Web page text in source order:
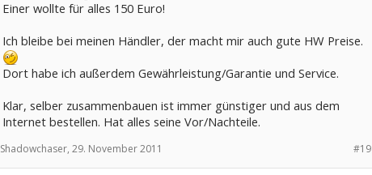
Einer wollte für alles 150 Euro!
Ich bleibe bei meinen Händler, der macht mir auch gute HW Preise.
Dort habe ich außerdem Gewährleistung/Garantie und Service.
Klar, selber zusammenbauen ist immer günstiger und aus dem
Internet bestellen. Hat alles seine Vor/Nachteile.
#19
Shadowchaser, 29. November 2011